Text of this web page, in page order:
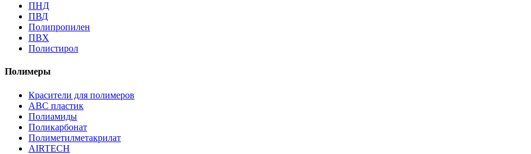
ПНД
ПВД
Полипропилен
ПВХ
Полистирол
Полимеры
Красители для полимеров
АВС пластик
Полиамиды
Поликарбонат
Полиметилметакрилат
AIRTECH